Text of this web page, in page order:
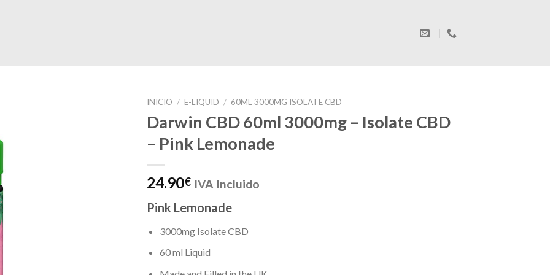
INICIO / E-LIQUID / 60ML 3000MG ISOLATE CBD
Darwin CBD 60ml 3000mg – Isolate CBD
– Pink Lemonade
24.90€ IVA Incluido
Pink Lemonade
3000mg Isolate CBD
60 ml Liquid